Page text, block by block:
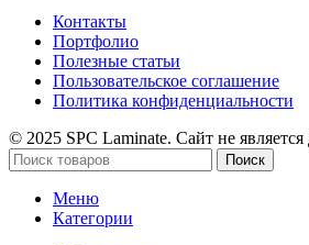
Контакты
Портфолио
Полезные статьи
Пользовательское соглашение
Политика конфиденциальности
© 2025 SPC Laminate. Сайт не
Поиск
Меню
Категории